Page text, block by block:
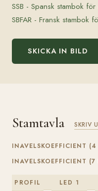
SSB - Spansk stambok
SBFAR - Fransk stambok
SKICKA IN BILD
Stamtavla SKRIV
INAVELSKOEFFICIENT
INAVELSKOEFFICIENT (7
PROFIL LED 1